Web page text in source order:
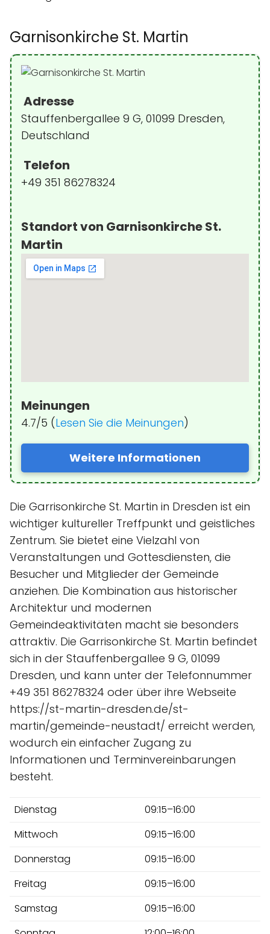
Garnisonkirche St. Martin
Adresse
Stauffenbergallee 9 G, 01099 Dresden,
Deutschland
Telefon
+49 351 86278324
Standort von Garnisonkirche St.
Martin
Meinungen
4.7/5 (Lesen Sie die Meinungen)
Weitere Informationen
Die Garrisonkirche St. Martin in Dresden ist ein
wichtiger kultureller Treffpunkt und geistliches
Zentrum. Sie bietet eine Vielzahl von
Veranstaltungen und Gottesdiensten, die
Besucher und Mitglieder der Gemeinde
anziehen. Die Kombination aus historischer
Architektur und modernen
Gemeindeaktivitäten macht sie besonders
attraktiv. Die Garrisonkirche St. Martin befindet
sich in der Stauffenbergallee 9 G, 01099
Dresden, und kann unter der Telefonnummer
+49 351 86278324 oder über ihre Webseite
https://st-martin-dresden.de/st-
martin/gemeinde-neustadt/ erreicht werden,
wodurch ein einfacher Zugang zu
Informationen und Terminvereinbarungen
besteht.
Dienstag
09:15–16:00
Mittwoch
09:15–16:00
Donnerstag
09:15–16:00
Freitag
09:15–16:00
Samstag
09:15–16:00